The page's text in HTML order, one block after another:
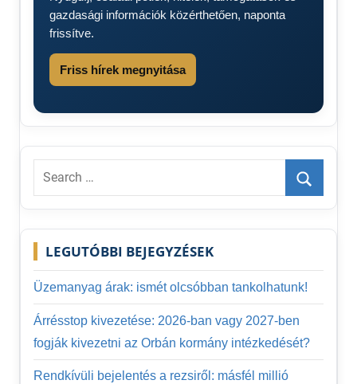
gazdasági információk közérthetően, naponta
frissítve.
Friss hírek megnyitása
Search
Search
LEGUTÓBBI BEJEGYZÉSEK
Üzemanyag árak: ismét olcsóbban tankolhatunk!
Árrésstop kivezetése: 2026-ban vagy 2027-ben
fogják kivezetni az Orbán kormány intézkedését?
Rendkívüli bejelentés a rezsiről: másfél millió